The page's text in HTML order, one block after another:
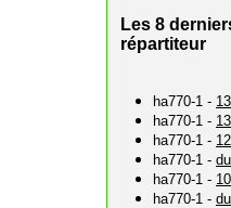
Les 8
répartiteur
ha770-1 -
ha770-1 -
ha770-1 -
ha770-1 -
ha770-1 -
ha770-1 -